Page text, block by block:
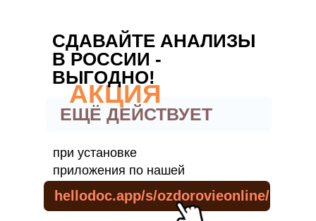
ЕЩЁ ДЕЙСТВУЕТ
АКЦИЯ
при установке
приложения по нашей
ссылке:
СДАВАЙТЕ АНАЛИЗЫ
В РОССИИ -
ВЫГОДНО!
hellodoc.app/s/ozdorovieonline/